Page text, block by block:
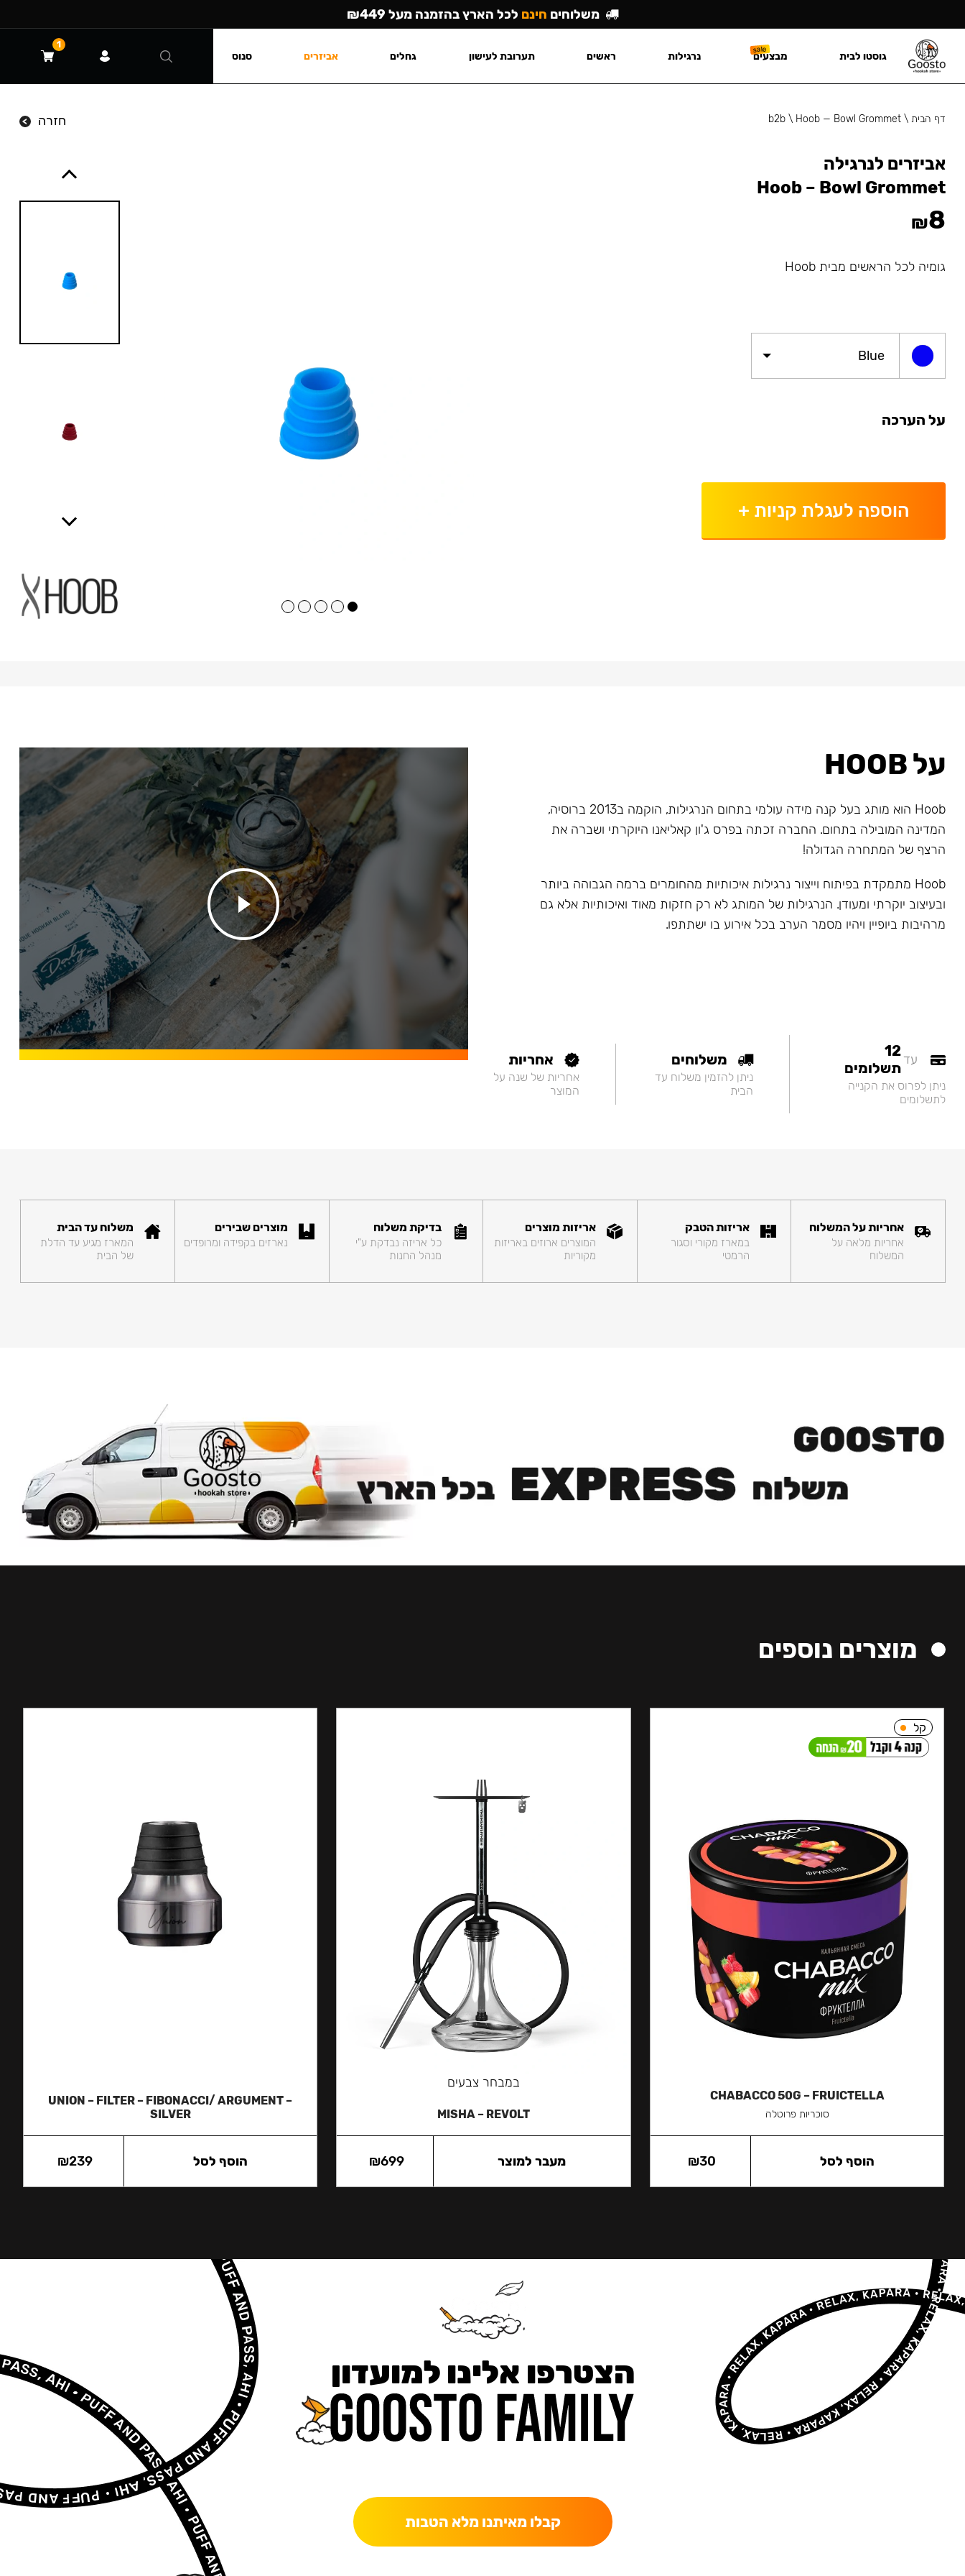
דף הבית\
b2b \ Hoob — Bowl Grommet חזרה
אביזרים לנרגילה
Hoob – Bowl Grommet
₪8
גומיה לכל הראשים מבית Hoob
Blue
על הערכה
הוספה לעגלת קניות +
על HOOB
Hoob הוא מותג בעל קנה מידה עולמי בתחום הנרגילות, הוקמה ב2013 ברוסיה,
המדינה המובילה בתחום. החברה זכתה בפרס ג'ון קאליאנו היוקרתי ושברה את
הרצף של המתחרה הגדולה!
Hoob מתמקדת בפיתוח וייצור נרגילות איכותיות מהחומרים ברמה הגבוהה ביותר
ובעיצוב יוקרתי ומעודן. הנרגילות של המותג לא רק חזקות מאוד ואיכותיות אלא גם
מרהיבות ביופיין ויהיו מסמר הערב בכל אירוע בו ישתתפו.
עד12
תשלומים
ניתן לפרוס את הקנייה
לתשלומים
משלוחים
ניתן להזמין משלוח עד
הבית
אחריות
אחריות של שנה על
המוצר
אחריות על המשלוח
אחריות מלאה על
המשלוח
אריזות הטבק
במארז מקורי וסגור
הרמטי
אריזות מוצרים
המוצרים ארוזים באריזות
מקוריות
בדיקת משלוח
כל אריזה נבדקת ע"י
מנהל החנות
מוצרים שבירים
נארזים בקפידה ומרופדים
משלוח עד הבית
המארז מגיע עד הדלת
של הבית
מוצרים נוספים
קל
CHABACCO 50G – FRUICTELLA
סוכריות פרוטלה
₪30 הוסף לסל
במבחר צבעים
MISHA – REVOLT
₪699 מעבר למוצר
UNION – FILTER – FIBONACCI/ ARGUMENT –
SILVER
₪239 הוסף לסל
הצטרפו אלינו למועדון
קבלו מאיתנו מלא הטבות
משלוחים חינם לכל הארץ בהזמנה מעל ₪449
גוסטו לבית מבצעים נרגילות ראשים תערובת לעישון גחלים אביזרים סנוס
1